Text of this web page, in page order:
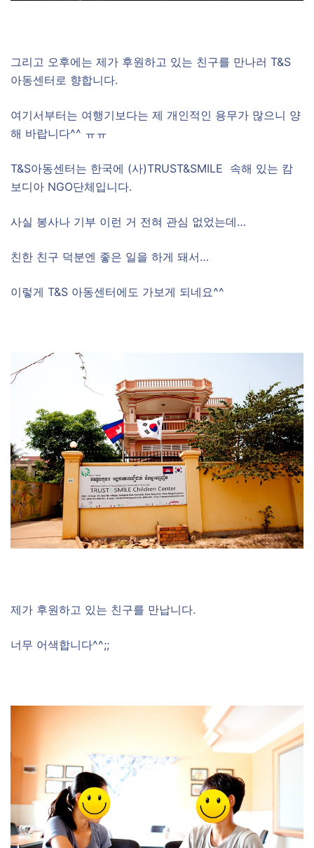
그리고 오후에는 제가 후원하고 있는 친구를 만나러 T&S
아동센터로 향합니다.
여기서부터는 여행기보다는 제 개인적인 용무가 많으니 양
해 바랍니다^^ ㅠㅠ
T&S아동센터는 한국에 (사)TRUST&SMILE 속해 있는 캄
보디아 NGO단체입니다.
사실 봉사나 기부 이런 거 전혀 관심 없었는데…
친한 친구 덕분엔 좋은 일을 하게 돼서…
이렇게 T&S 아동센터에도 가보게 되네요^^
제가 후원하고 있는 친구를 만납니다.
너무 어색합니다^^;;